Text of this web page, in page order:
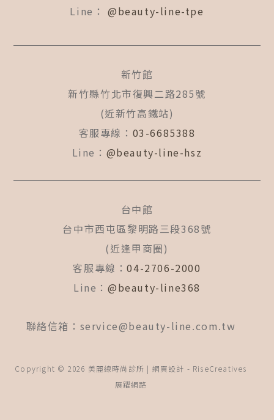
Line： @beauty-line-tpe
新竹館
新竹縣竹北市復興二路285號
(近新竹高鐵站)
客服專線： 03-6685388
Line： @beauty-line-hsz
台中館
台中市西屯區黎明路三段368號
(近逢甲商圈)
客服專線：04-2706-2000
Line： @beauty-line368
聯絡信箱： service@beauty-line.com.tw
Copyright © 2026 美麗線時尚診所 | 網頁設計 - RiseCreatives
展躍網路